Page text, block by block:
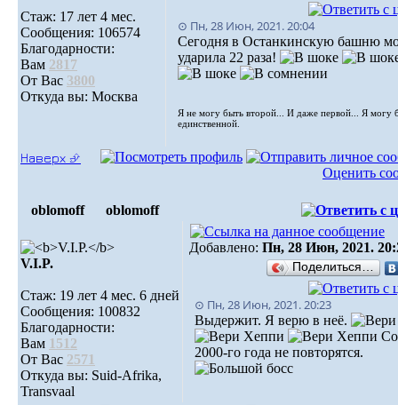
Стаж: 17 лет 4 мес.
Сообщения: 106574
Благодарности:
Вам 2817
От Вас 3800
Откуда вы: Москва
⊙ Пн, 28 Июн, 2021. 20:04
Сегодня в Останкинскую башню
ударила 22 раза!
Я не могу быть второй... И даже первой... Я могу
единственной.
Наверх ⮵
Оценить
oblomoff oblomoff
V.I.P.
Стаж: 19 лет 4 мес. 6 дней
Сообщения: 100832
Благодарности:
Вам 1512
От Вас 2571
Откуда вы: Suid-Afrika,
Transvaal
Добавлено: Пн, 28 Июн, 2021.
Поделиться…
⊙ Пн, 28 Июн, 2021. 20:23
Выдержит. Я верю в неё.
2000-го года не повторятся.